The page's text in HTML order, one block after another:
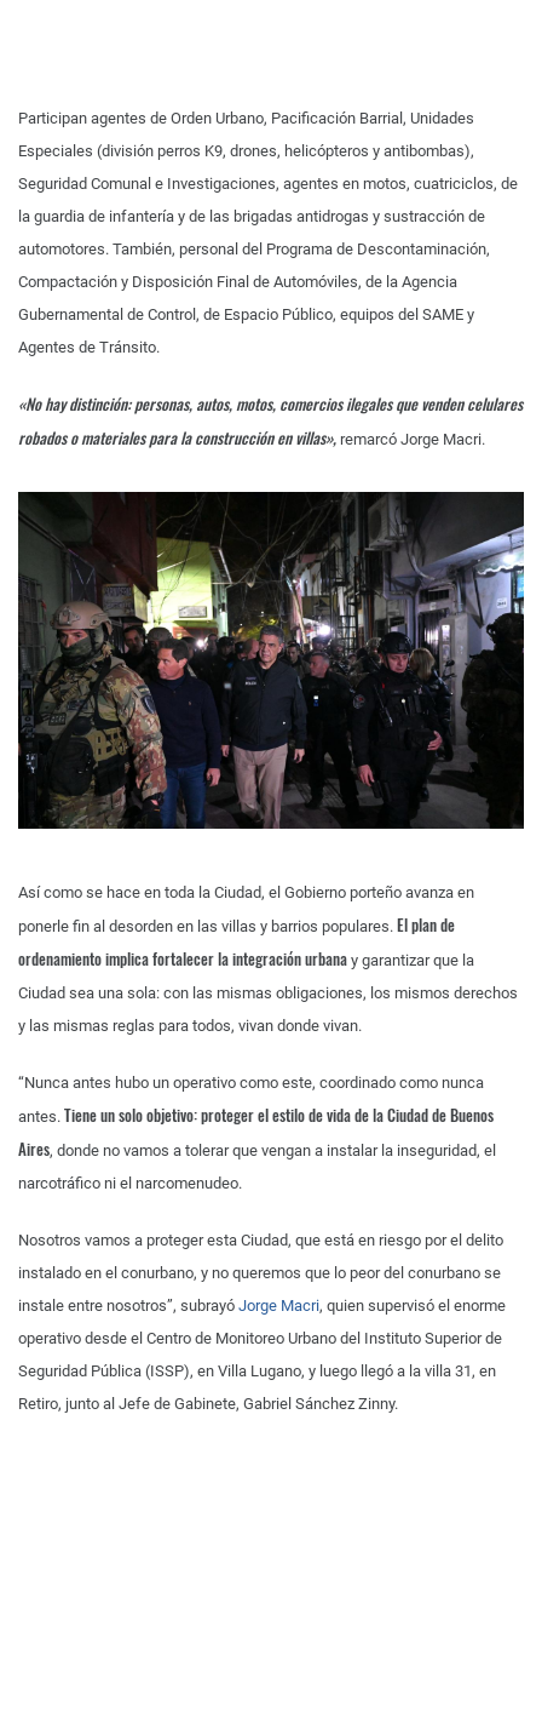
Participan agentes de Orden Urbano, Pacificación Barrial, Unidades
Especiales (división perros K9, drones, helicópteros y antibombas),
Seguridad Comunal e Investigaciones, agentes en motos, cuatriciclos, de
la guardia de infantería y de las brigadas antidrogas y sustracción de
automotores. También, personal del Programa de Descontaminación,
Compactación y Disposición Final de Automóviles, de la Agencia
Gubernamental de Control, de Espacio Público, equipos del SAME y
Agentes de Tránsito.
«No hay distinción: personas, autos, motos, comercios ilegales que venden celulares
robados o materiales para la construcción en villas», remarcó Jorge Macri.
Así como se hace en toda la Ciudad, el Gobierno porteño avanza en
ponerle fin al desorden en las villas y barrios populares. El plan de
ordenamiento implica fortalecer la integración urbana y garantizar que la
Ciudad sea una sola: con las mismas obligaciones, los mismos derechos
y las mismas reglas para todos, vivan donde vivan.
“Nunca antes hubo un operativo como este, coordinado como nunca
antes. Tiene un solo objetivo: proteger el estilo de vida de la Ciudad de Buenos
Aires, donde no vamos a tolerar que vengan a instalar la inseguridad, el
narcotráfico ni el narcomenudeo.
Nosotros vamos a proteger esta Ciudad, que está en riesgo por el delito
instalado en el conurbano, y no queremos que lo peor del conurbano se
instale entre nosotros”, subrayó Jorge Macri, quien supervisó el enorme
operativo desde el Centro de Monitoreo Urbano del Instituto Superior de
Seguridad Pública (ISSP), en Villa Lugano, y luego llegó a la villa 31, en
Retiro, junto al Jefe de Gabinete, Gabriel Sánchez Zinny.